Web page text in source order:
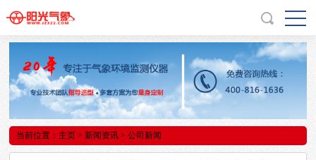
当前位置： 主页 >新闻资讯 > 公司新闻